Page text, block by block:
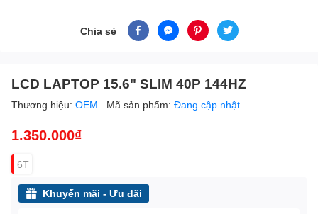
Chia sẻ
LCD LAPTOP 15.6" SLIM 40P 144HZ
Thương hiệu: OEM Mã sản phẩm: Đang cập nhật
1.350.000₫
6T
Khuyến mãi - Ưu đãi